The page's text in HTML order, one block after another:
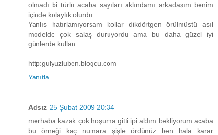
olmadı bi türlü acaba sayıları aklındamı arkadaşım benim
içinde kolaylık olurdu.
Yanlıs hatırlamıyorsam kollar dikdörtgen örülmüstü asıl
modelde çok salaş duruyordu ama bu daha güzel iyi
günlerde kullan
http:gulyuzluben.blogcu.com
Yanıtla
Adsız 25 Şubat 2009 20:34
merhaba kazak çok hoşuma gitti.ipi aldım bekliyorum acaba
bu örneği kaç numara şişle ördünüz ben hala karar